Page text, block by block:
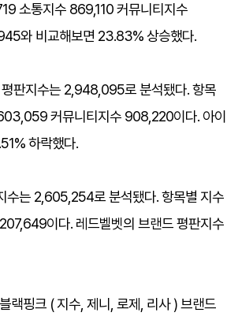
소통지수 869,110 커뮤니티지수
와 비교해보면 23.83% 상승했다.
판지수는 2,948,095로 분석됐다. 항목
커뮤니티지수 908,220이다. 아이
하락했다.​
수는 2,605,254로 분석됐다. 항목별 지수
이다. 레드벨벳의 브랜드 평판지수
랙핑크 ( 지수, 제니, 로제, 리사 )​ 브랜드